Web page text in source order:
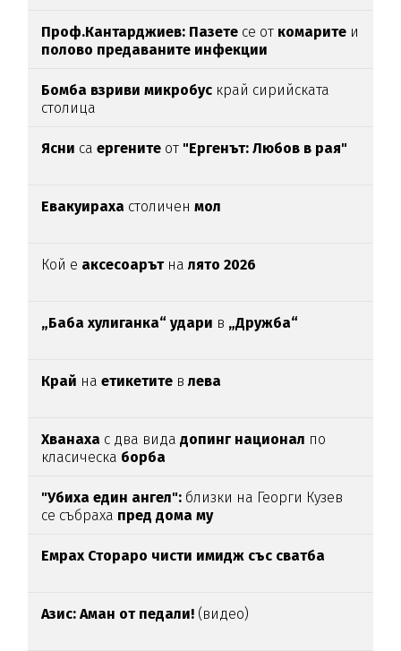
Проф.Кантарджиев: Пазете се от комарите и
полово предаваните инфекции
Бомба взриви микробус край сирийската
столица
Ясни са ергените от "Ергенът: Любов в рая"
Евакуираха столиченмол
Кой е аксесоарътналято 2026
„Баба хулиганка“ удари в „Дружба“
Край наетикетите влева
Хванаха с два видадопинг национал по
класическа борба
"Убиха един ангел": близки на Георги Кузев
се събраха пред дома му
Емрах Стораро чисти имидж със сватба
Азис: Аман от педали! (видео)